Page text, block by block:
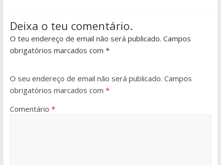
Deixa o teu comentário.
O teu endereço de email não será publicado. Campos
obrigatórios marcados com *
O seu endereço de email não será publicado. Campos
obrigatórios marcados com *
Comentário *